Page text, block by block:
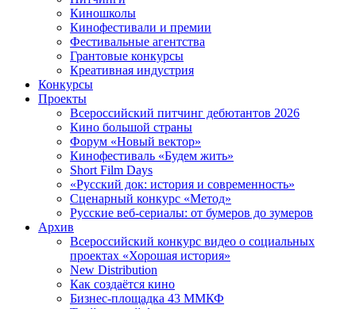
Киношколы
Кинофестивали и премии
Фестивальные агентства
Грантовые конкурсы
Креативная индустрия
Конкурсы
Проекты
Всероссийский питчинг дебютантов 2026
Кино большой страны
Форум «Новый вектор»
Кинофестиваль «Будем жить»
Short Film Days
«Русский док: история и современность»
Сценарный конкурс «Метод»
Русские веб-сериалы: от бумеров до зумеров
Архив
Всероссийский конкурс видео о социальных
проектах «Хорошая история»
New Distribution
Как создаётся кино
Бизнес-площадка 43 ММКФ